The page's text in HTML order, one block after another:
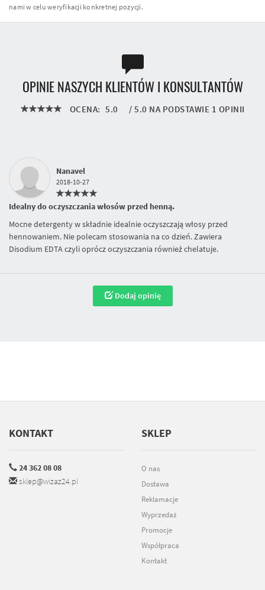
nami w celu weryfikacji konkretnej pozycji.
OPINIE NASZYCH KLIENTÓW I KONSULTANTÓW
OCENA: 5.0 / 5.0 NA PODSTAWIE 1 OPINII
Nanavel
2018-10-27
Idealny do oczyszczania włosów przed henną.
Mocne detergenty w składnie idealnie oczyszczają włosy przed
hennowaniem. Nie polecam stosowania na co dzień. Zawiera
Disodium EDTA czyli oprócz oczyszczania również chelatuje.
Dodaj opinię
KONTAKT
24 362 08 08
sklep@wizaz24.pl
SKLEP
O nas
Dostawa
Reklamacje
Wyprzedaż
Promocje
Współpraca
Kontakt